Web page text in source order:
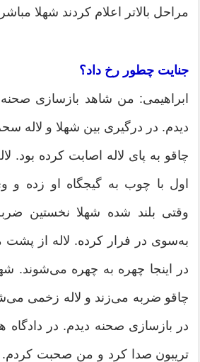
مراحل بالاتر اعلام کردند شهلا
جنایت چطور رخ داد؟
ابراهیمی: من شاهد بازسازی
دیدم. در درگیری بین شهلا و لاله
چاقو به پای لاله اصابت کرده بود.
اول با چوب به گیجگاه او زده و
وقتی بلند شده شهلا نخستین
به‌سوی در فرار کرده. لاله از پشت
در اینجا چهره به چهره می‌شوند.
چاقو ضربه می‌زند و لاله زخمی
در بازسازی صحنه دیدم. در
تریبون صدا کرد و من صحبت